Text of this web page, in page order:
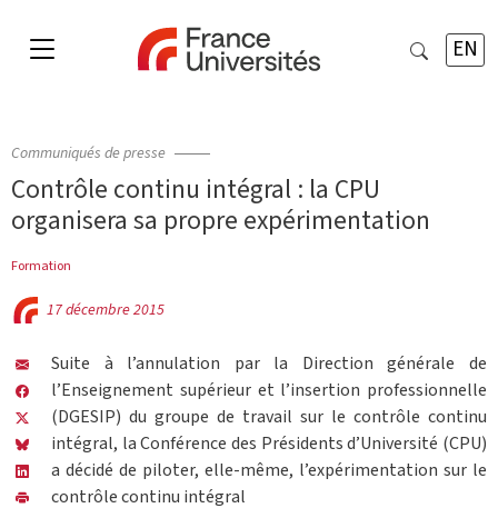
EN
Communiqués de presse
Contrôle continu intégral : la CPU
organisera sa propre expérimentation
Formation
17 décembre 2015
Suite à l’annulation par la Direction générale de
l’Enseignement supérieur et l’insertion professionnelle
(DGESIP) du groupe de travail sur le contrôle continu
intégral, la Conférence des Présidents d’Université (CPU)
a décidé de piloter, elle-même, l’expérimentation sur le
contrôle continu intégral